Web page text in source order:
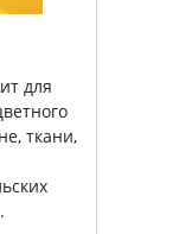
для
ткани,